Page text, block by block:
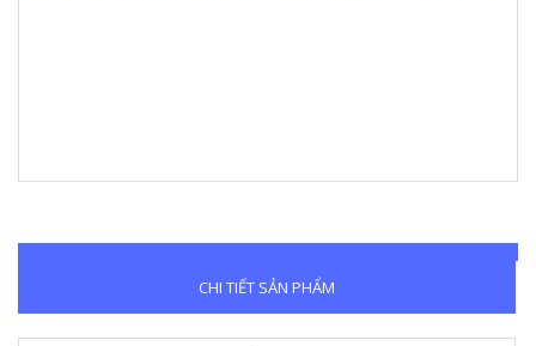
CHI TIẾT SẢN PHẨM